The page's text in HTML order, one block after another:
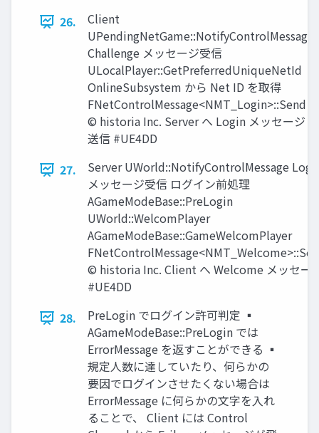
26.
Client
UPendingNetGame::NotifyControlMessage
Challenge メッセージ受信
ULocalPlayer::GetPreferredUniqueNetId
OnlineSubsystem から Net ID を取得
FNetControlMessage<NMT_Login>::Send
© historia Inc. Server へ Login メッセージ
送信 #UE4DD
27.
Server UWorld::NotifyControlMessage
メッセージ受信 ログイン前処理
AGameModeBase::PreLogin
UWorld::WelcomPlayer
AGameModeBase::GameWelcomPlayer
© historia Inc. Client へ Welcome メッセー
#UE4DD
28.
PreLogin でログイン許可判定 ▪
AGameModeBase::PreLogin では
ErrorMessage を返すことができる ▪
規定人数に達していたり、何らかの
要因でログインさせたくない場合は
ErrorMessage に何らかの文字を入れ
ることで、 Client には Control